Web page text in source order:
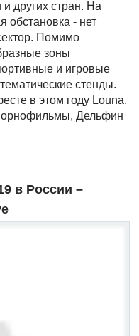
других стран. На
обстановка - нет
Помимо
зоны
и игровые
стенды.
в этом году Louna,
Дельфин
в России –